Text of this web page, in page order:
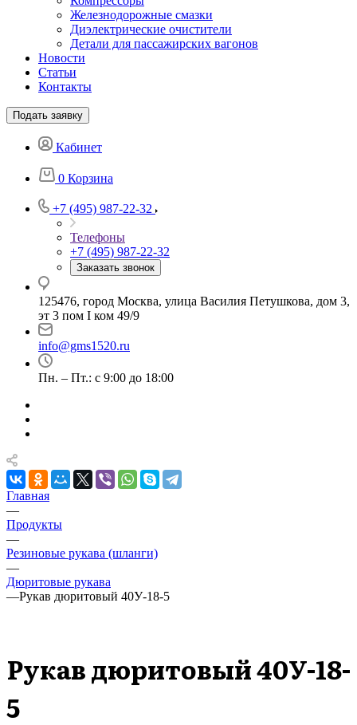
Железнодорожные смазки
Диэлектрические очистители
Детали для пассажирских вагонов
Новости
Статьи
Контакты
Подать заявку
Кабинет
0 Корзина
+7 (495) 987-22-32
Телефоны
+7 (495) 987-22-32
Заказать звонок
125476, город Москва, улица Василия Петушкова, дом 3,
эт 3 пом I ком 49/9
info@gms1520.ru
Пн. – Пт.: с 9:00 до 18:00
Главная
—
Продукты
—
Резиновые рукава (шланги)
—
Дюритовые рукава
—Рукав дюритовый 40У-18-5
Рукав дюритовый 40У-18-
5